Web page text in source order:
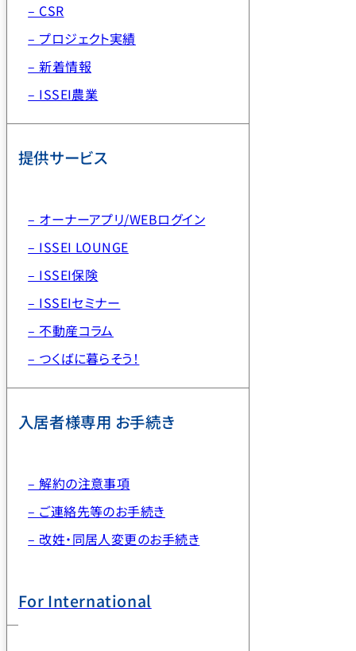
– CSR
– プロジェクト実績
– 新着情報
– ISSEI農業
提供サービス
– オーナーアプリ/WEBログイン
– ISSEI LOUNGE
– ISSEI保険
– ISSEIセミナー
– 不動産コラム
– つくばに暮らそう！
入居者様専用 お手続き
– 解約の注意事項
– ご連絡先等のお手続き
– 改姓・同居人変更のお手続き
For International